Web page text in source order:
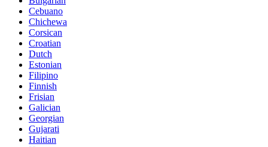
Cebuano
Chichewa
Corsican
Croatian
Dutch
Estonian
Filipino
Finnish
Frisian
Galician
Georgian
Gujarati
Haitian